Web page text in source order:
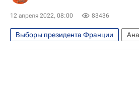
12 апреля 2022, 08:00 83436
Выборы президента Франции
В мире
Андерс Брейвик